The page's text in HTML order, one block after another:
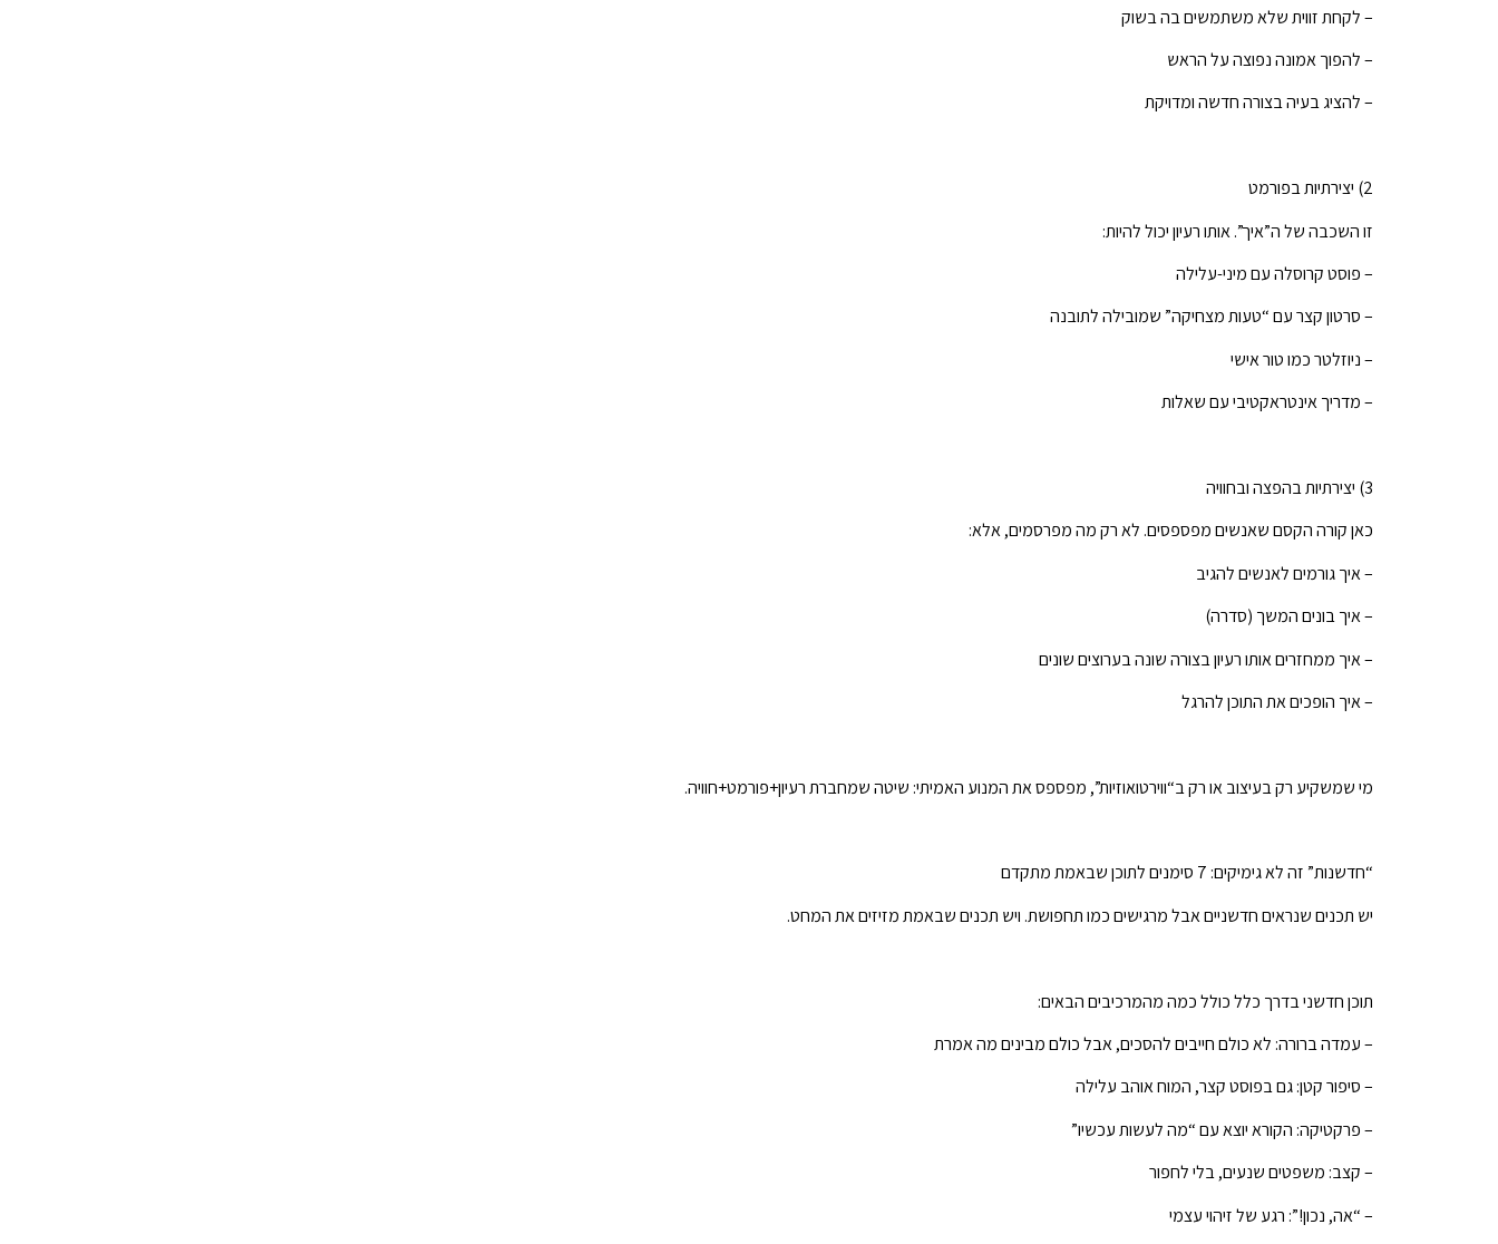
– לקחת זווית שלא משתמשים בה בשוק
– להפוך אמונה נפוצה על הראש
– להציג בעיה בצורה חדשה ומדויקת
2) יצירתיות בפורמט
זו השכבה של ה”איך”. אותו רעיון יכול להיות:
– פוסט קרוסלה עם מיני-עלילה
– סרטון קצר עם “טעות מצחיקה” שמובילה לתובנה
– ניוזלטר כמו טור אישי
– מדריך אינטראקטיבי עם שאלות
3) יצירתיות בהפצה ובחוויה
כאן קורה הקסם שאנשים מפספסים. לא רק מה מפרסמים, אלא:
– איך גורמים לאנשים להגיב
– איך בונים המשך (סדרה)
– איך ממחזרים אותו רעיון בצורה שונה בערוצים שונים
– איך הופכים את התוכן להרגל
מי שמשקיע רק בעיצוב או רק ב“ווירטואוזיות”, מפספס את המנוע האמיתי: שיטה שמחברת רעיון+פורמט+חוויה.
“חדשנות” זה לא גימיקים: 7 סימנים לתוכן שבאמת מתקדם
יש תכנים שנראים חדשניים אבל מרגישים כמו תחפושת. ויש תכנים שבאמת מזיזים את המחט.
תוכן חדשני בדרך כלל כולל כמה מהמרכיבים הבאים:
– עמדה ברורה: לא כולם חייבים להסכים, אבל כולם מבינים מה אמרת
– סיפור קטן: גם בפוסט קצר, המוח אוהב עלילה
– פרקטיקה: הקורא יוצא עם “מה לעשות עכשיו”
– קצב: משפטים שנעים, בלי לחפור
– “אה, נכון!”: רגע של זיהוי עצמי